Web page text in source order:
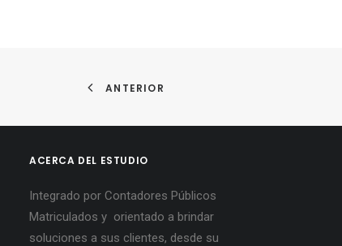
ANTERIOR
ACERCA DEL ESTUDIO
Integrado por Contadores Públicos
Matriculados y orientado a brindar
soluciones a sus clientes, desde su